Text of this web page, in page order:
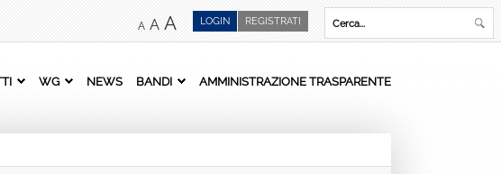
REGISTRATI
LOGIN
A A A
WG NEWS BANDI AMMINISTRAZIONE TRASPARENTE